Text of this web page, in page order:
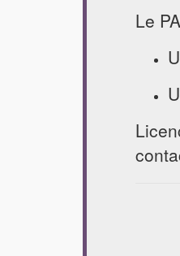
Le